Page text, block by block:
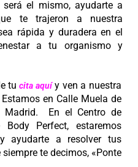
el mismo, ayudarte a
te trajeron a nuestra
rápida y duradera en el
a tu organismo y
tu cita aquíy ven a nuestra
en Calle Muela de
Madrid. En el Centro de
Body Perfect, estaremos
ayudarte a resolver tus
te decimos, «Ponte